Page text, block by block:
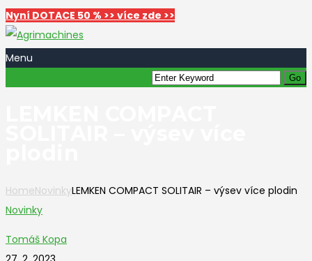
Nyní DOTACE 50 % >> více zde >>
Menu
HomeNovinkyLEMKEN COMPACT SOLITAIR – výsev více plodin
Novinky
Tomáš Kopa